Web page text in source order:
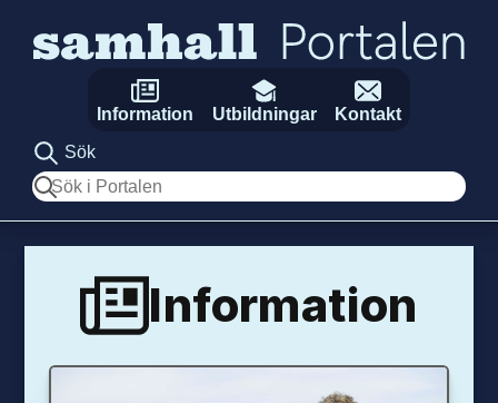
Information Utbildningar
Kontakt
Sök
Sök
Information